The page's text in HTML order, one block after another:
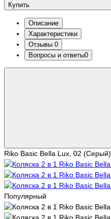
Купить
Описание
Характеристики
Отзывы 0
Вопросы и ответы0
Riko Basic Bella Lux, 02 (Серый)
Популярный